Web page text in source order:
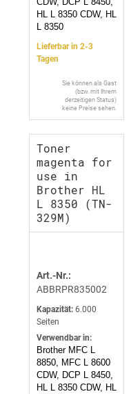
HL L 8350 CDW, HL
L 8350
Lieferbar in 2-3
Tagen
Sie können als Gast
(bzw. mit Ihrem
derzeitigen Status)
keine Preise sehen.
Toner
magenta for
use in
Brother HL
L 8350 (TN-
329M)
Art.-Nr.:
ABBRPR835002
Kapazität: 6.000
Seiten
Verwendbar in:
Brother MFC L
8850, MFC L 8600
CDW, DCP L 8450,
HL L 8350 CDW, HL